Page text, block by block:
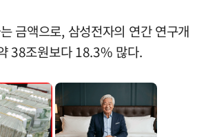
금액으로, 삼성전자의 연간 연구개
38조원보다 18.3% 많다.